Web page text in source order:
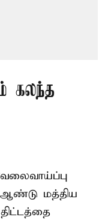
கலந்த
ஆண்டு மத்திய